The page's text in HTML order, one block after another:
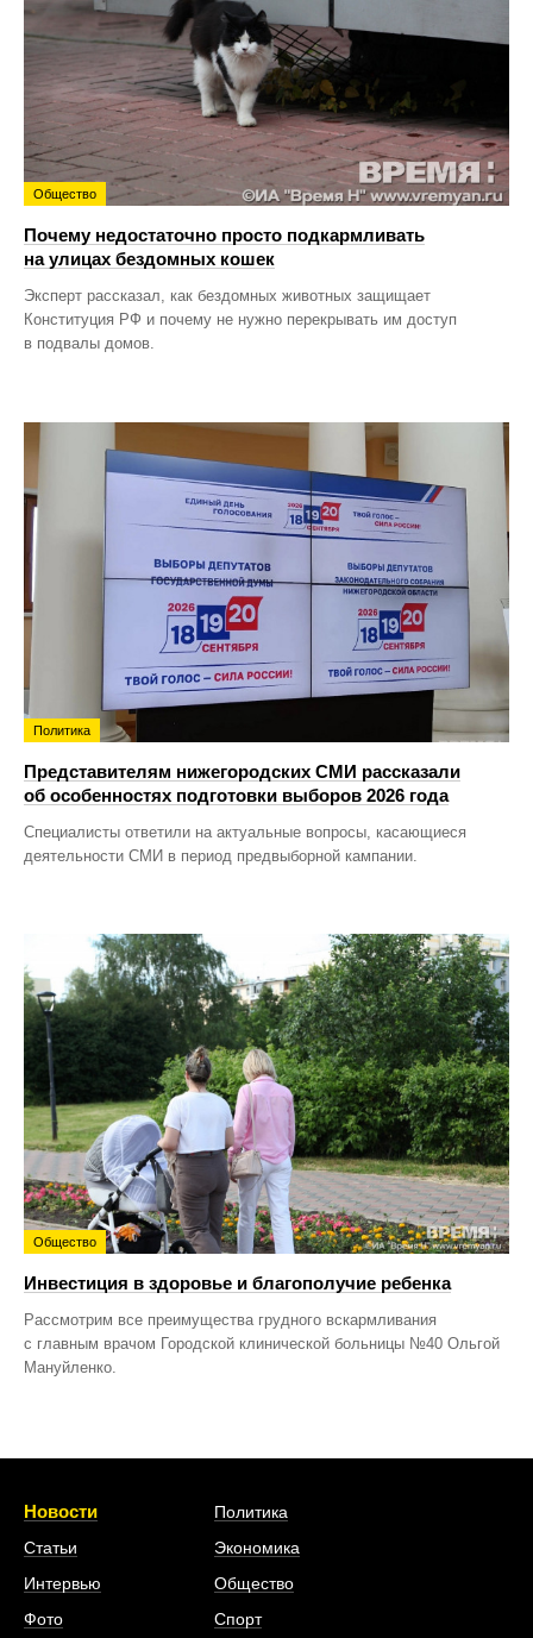
Общество
Почему недостаточно просто подкармливать
на улицах бездомных кошек
Эксперт рассказал, как бездомных животных защищает
Конституция РФ и почему не нужно перекрывать им доступ
в подвалы домов.
Политика
Представителям нижегородских СМИ рассказали
об особенностях подготовки выборов 2026 года
Специалисты ответили на актуальные вопросы, касающиеся
деятельности СМИ в период предвыборной кампании.
Общество
Инвестиция в здоровье и благополучие ребенка
Рассмотрим все преимущества грудного вскармливания
с главным врачом Городской клинической больницы №40 Ольгой
Мануйленко.
Новости
Статьи
Интервью
Фото
Политика
Экономика
Общество
Спорт